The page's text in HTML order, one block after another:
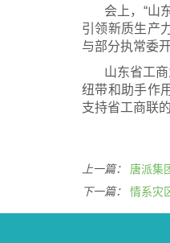
会上，“山
引领新质生产
与部分执常委
山东省工
纽带和助手作
支持省工商联
上一篇： 唐派集
下一篇： 情系灾